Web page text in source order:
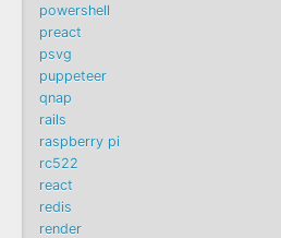
powershell
preact
psvg
puppeteer
qnap
rails
raspberry pi
rc522
react
redis
render